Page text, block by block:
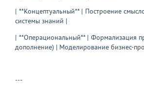
| **Концептуальный** | Построение
системы знаний |
| **Операциональный** | Формализация
дополнение) | Моделирование бизнес-
---